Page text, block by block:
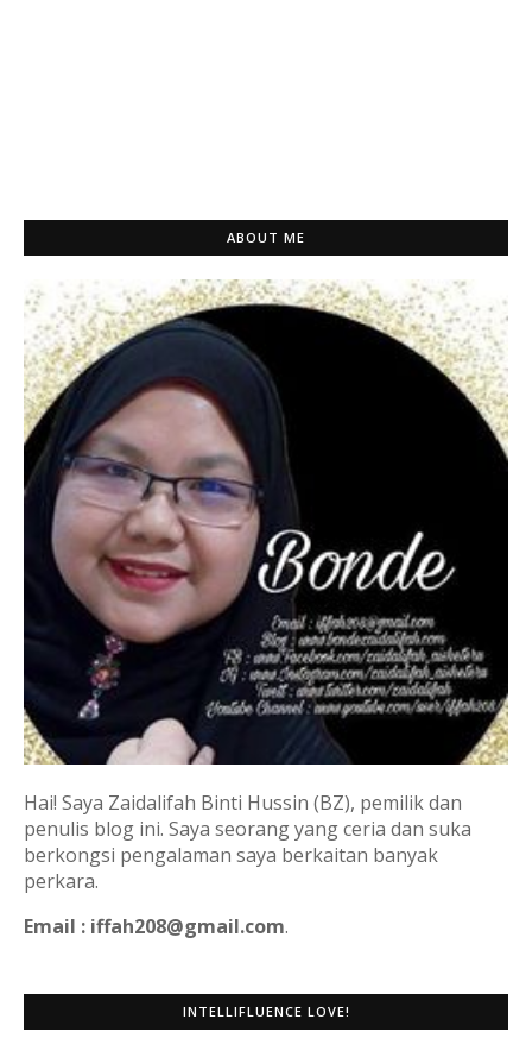
ABOUT ME
Hai! Saya Zaidalifah Binti Hussin (BZ), pemilik dan
penulis blog ini. Saya seorang yang ceria dan suka
berkongsi pengalaman saya berkaitan banyak
perkara.
Email : iffah208@gmail.com.
INTELLIFLUENCE LOVE!